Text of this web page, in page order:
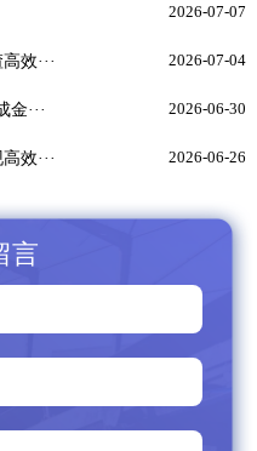
2026-07-07
效··· 2026-07-04
··· 2026-06-30
效··· 2026-06-26
言